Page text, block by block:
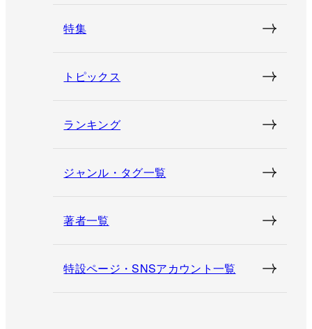
特集
トピックス
ランキング
ジャンル・タグ一覧
著者一覧
特設ページ・SNSアカウント一覧